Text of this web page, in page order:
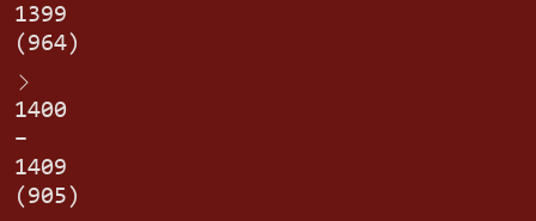
1399
(964)
1400
–
1409
(905)